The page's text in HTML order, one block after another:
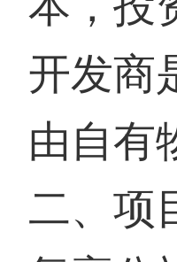
开发商
由自有
二、项